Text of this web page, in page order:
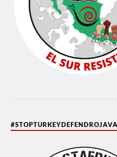
#STOPTURKEYDEFENDROJAVA